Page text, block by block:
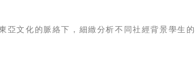
文化的脈絡下，細緻分析不同社經背景學生